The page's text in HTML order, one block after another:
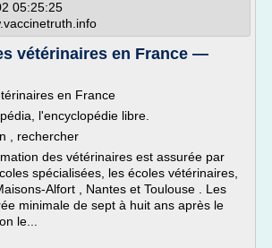
05:25:25
vétérinaires en France —
en France
l'encyclopédie libre.
, rechercher
des vétérinaires est assurée par
spécialisées, les écoles vétérinaires,
Alfort , Nantes et Toulouse . Les
minimale de sept à huit ans après le
le...